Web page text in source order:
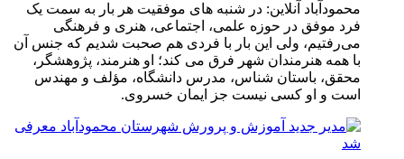
محمودآباد آنلاین: در شنبه های موفقیت هر بار به سمت یک
فرد موفق در حوزه علمی، اجتماعی، هنری و فرهنگی
می‌رفتیم، ولی این بار با فردی هم صحبت شدیم که جنس آن
با همه هنرمندان شهر فرق می کند؛ او هنرمند، پژوهشگر،
محقق، باستان شناس، مدرس دانشگاه، مؤلف و مهندس
است و او کسی نیست جز ایمان خسروی.